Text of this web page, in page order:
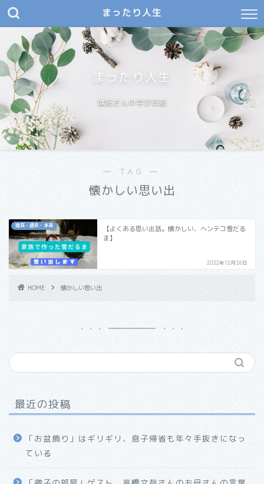
まったり人生
まったり人生
嘱託さんの学び日記
― TAG ―
懐かしい思い出
現在・過去・未来
【よくある思い出話。懐かしい、ヘンテコ雪だる
ま】
2022年12月26日
HOME 懐かしい思い出
最近の投稿
「お盆飾り」はギリギリ、息子帰省も年々手抜きになっ
ている